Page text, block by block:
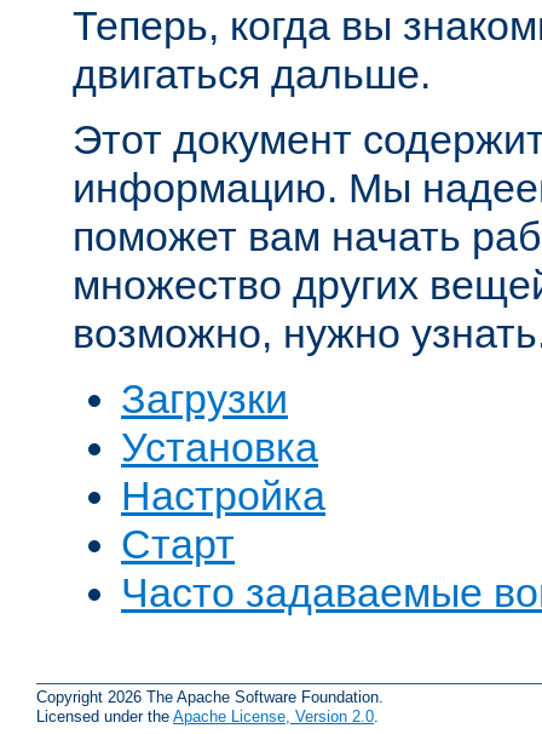
Теперь, когда вы
двигаться дальше.
Этот документ
информацию. Мы
поможет вам начать
множество других
возможно, нужно
Загрузки
Установка
Настройка
Старт
Часто задаваемые
Copyright 2026 The Apache Software Foundation.
Licensed under the Apache License, Version 2.0.